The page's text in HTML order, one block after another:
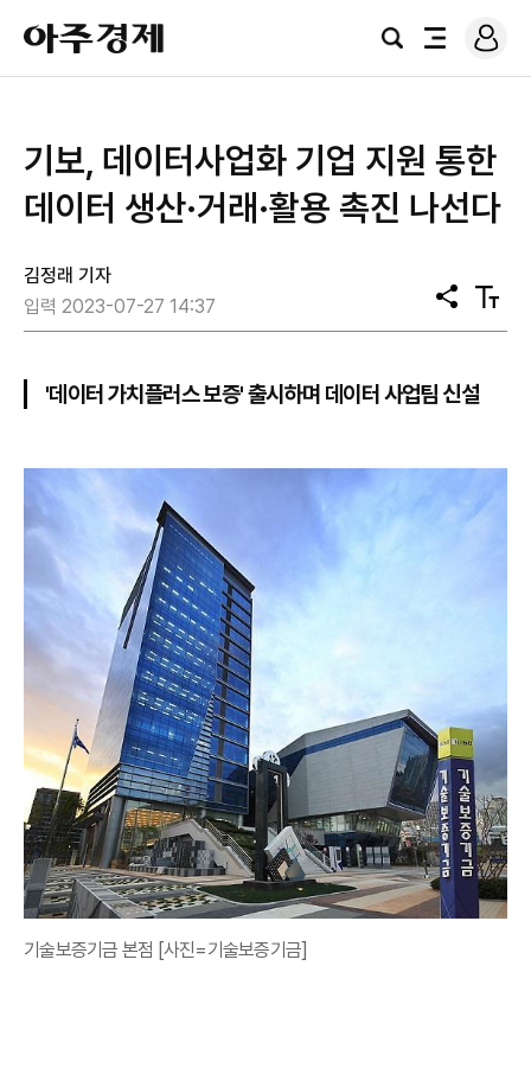
아
주
경
검
전
로
그
기보, 데이터사업화 기업 지원 통한
데이터 생산·거래·활용 촉진 나선다
김정래 기자
입력 2023-07-27 14:37
공
유
텍
스
'데이터 가치플러스 보증' 출시하며 데이터 사업팀 신설
기술보증기금 본점 [사진=기술보증기금]